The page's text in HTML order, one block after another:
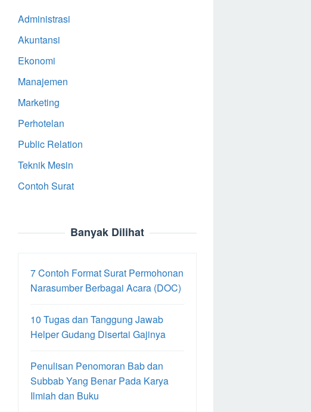
Administrasi
Akuntansi
Ekonomi
Manajemen
Marketing
Perhotelan
Public Relation
Teknik Mesin
Contoh Surat
Banyak Dilihat
7 Contoh Format Surat Permohonan
Narasumber Berbagai Acara (DOC)
10 Tugas dan Tanggung Jawab
Helper Gudang Disertai Gajinya
Penulisan Penomoran Bab dan
Subbab Yang Benar Pada Karya
Ilmiah dan Buku